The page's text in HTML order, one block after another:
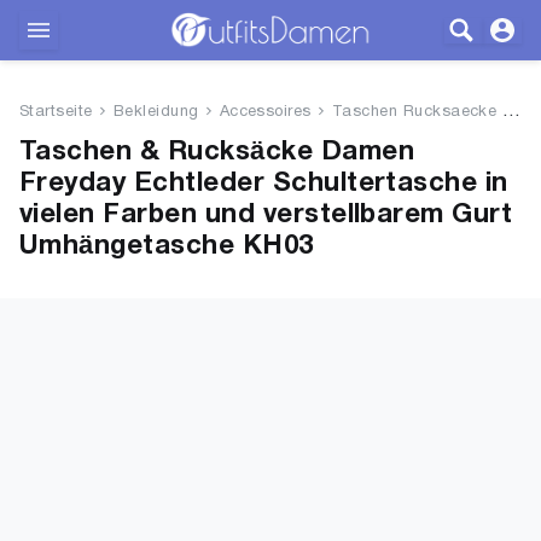
Bekleidung
Wäsche
Schuhe
Startseite Bekleidung Accessoires Taschen Rucksaecke
Taschen & Rucksäcke Damen
Freyday Echtleder Schultertasche in
vielen Farben und verstellbarem Gurt
Umhängetasche KH03